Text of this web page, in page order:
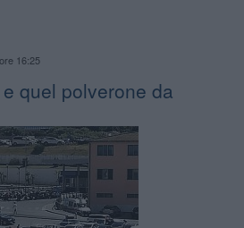
16:25
quel polverone da